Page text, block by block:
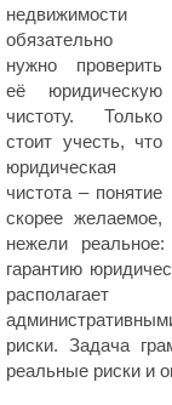
недвижимости
обязательно
нужно проверить
её юридическую
чистоту. Только
стоит учесть, что
юридическая
чистота – понятие
скорее желаемое,
нежели
гарантию
риски. Задача
реальные риски и